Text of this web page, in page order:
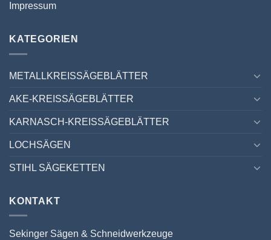
Impressum
KATEGORIEN
METALLKREISSÄGEBLÄTTER
AKE-KREISSÄGEBLÄTTER
KARNASCH-KREISSÄGEBLÄTTER
LOCHSÄGEN
STIHL SÄGEKETTEN
KONTAKT
Sekinger Sägen & Schneidwerkzeuge